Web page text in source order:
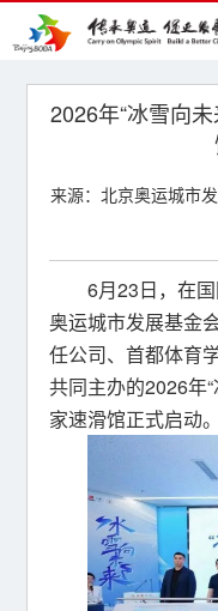
首页
奥运百科
奥促机构
奥运之家
2026年“冰雪向
来源：北京奥运城市
6月23日，在
奥运城市发展基金
任公司、首都体育
共同主办的2026年
家速滑馆正式启动。